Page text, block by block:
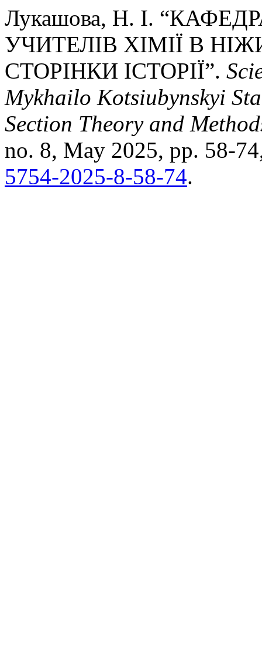
Лукашова, Н. І.
УЧИТЕЛІВ ХІМІЇ В
СТОРІНКИ ІСТОРІЇ”.
Mykhailo Kotsiubynskyi
Section Theory and
no. 8, May 2025, pp. 58-
5754-2025-8-58-74.